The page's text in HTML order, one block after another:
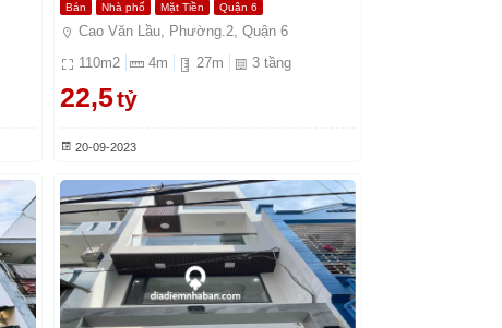
Bán Nhà phố Mặt Tiền Quận 6
Cao Văn Lầu, Phường.2, Quận 6
110m2 4m 27m 3 tầng
22,5tỷ
20-09-2023